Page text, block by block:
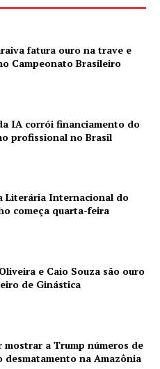
fatura ouro na trave e
Campeonato Brasileiro
IA corrói financiamento do
profissional no Brasil
Literária Internacional do
começa quarta-feira
e Caio Souza são ouro
de Ginástica
mostrar a Trump números de
desmatamento na Amazônia